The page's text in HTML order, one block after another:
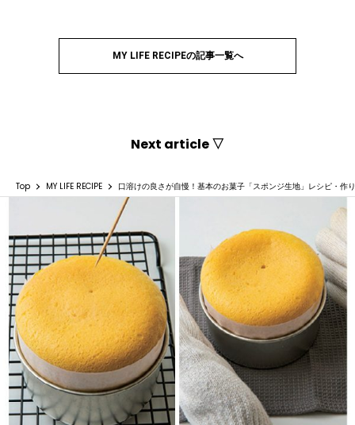
MY LIFE RECIPEの記事一覧へ
Next article ▽
Top MY LIFE RECIPE 口溶けの良さが自慢！基本のお菓子「スポンジ生地」レシピ・作